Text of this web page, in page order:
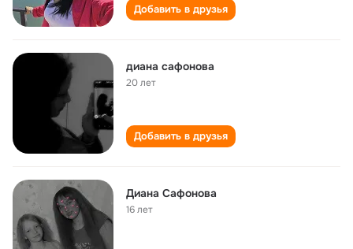
Добавить в друзья
диана сафонова
20 лет
Добавить в друзья
Диана Сафонова
16 лет